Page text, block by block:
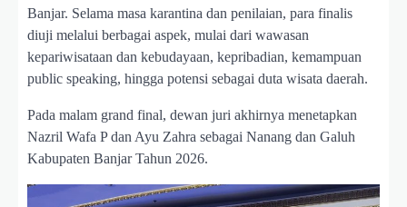
Banjar. Selama masa karantina dan penilaian, para finalis
diuji melalui berbagai aspek, mulai dari wawasan
kepariwisataan dan kebudayaan, kepribadian, kemampuan
public speaking, hingga potensi sebagai duta wisata daerah.
Pada malam grand final, dewan juri akhirnya menetapkan
Nazril Wafa P dan Ayu Zahra sebagai Nanang dan Galuh
Kabupaten Banjar Tahun 2026.